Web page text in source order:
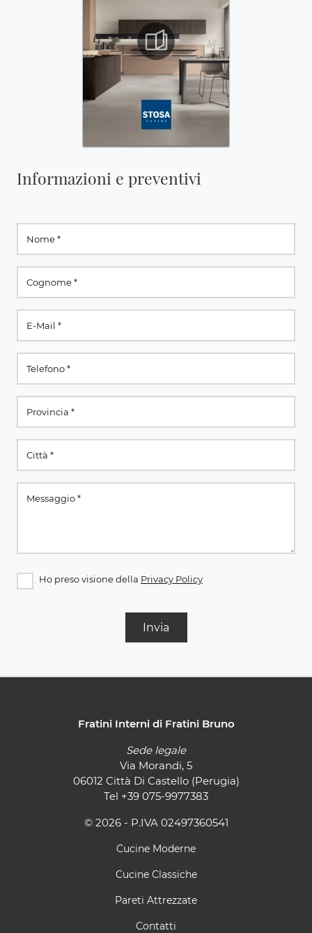
Informazioni e preventivi
Ho preso visione della Privacy Policy
Invia
Fratini Interni di Fratini Bruno
Sede legale
Via Morandi, 5
06012 Città Di Castello (Perugia)
Tel +39 075-9977383
© 2026 - P.IVA 02497360541
Cucine Moderne
Cucine Classiche
Pareti Attrezzate
Contatti